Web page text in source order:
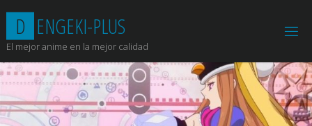
contenido
D ENGEKI-PLUS
El mejor anime en la mejor calidad